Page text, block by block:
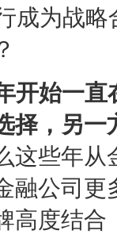
成为战
开始一
择，另
这些年从
融公司更
高度结合